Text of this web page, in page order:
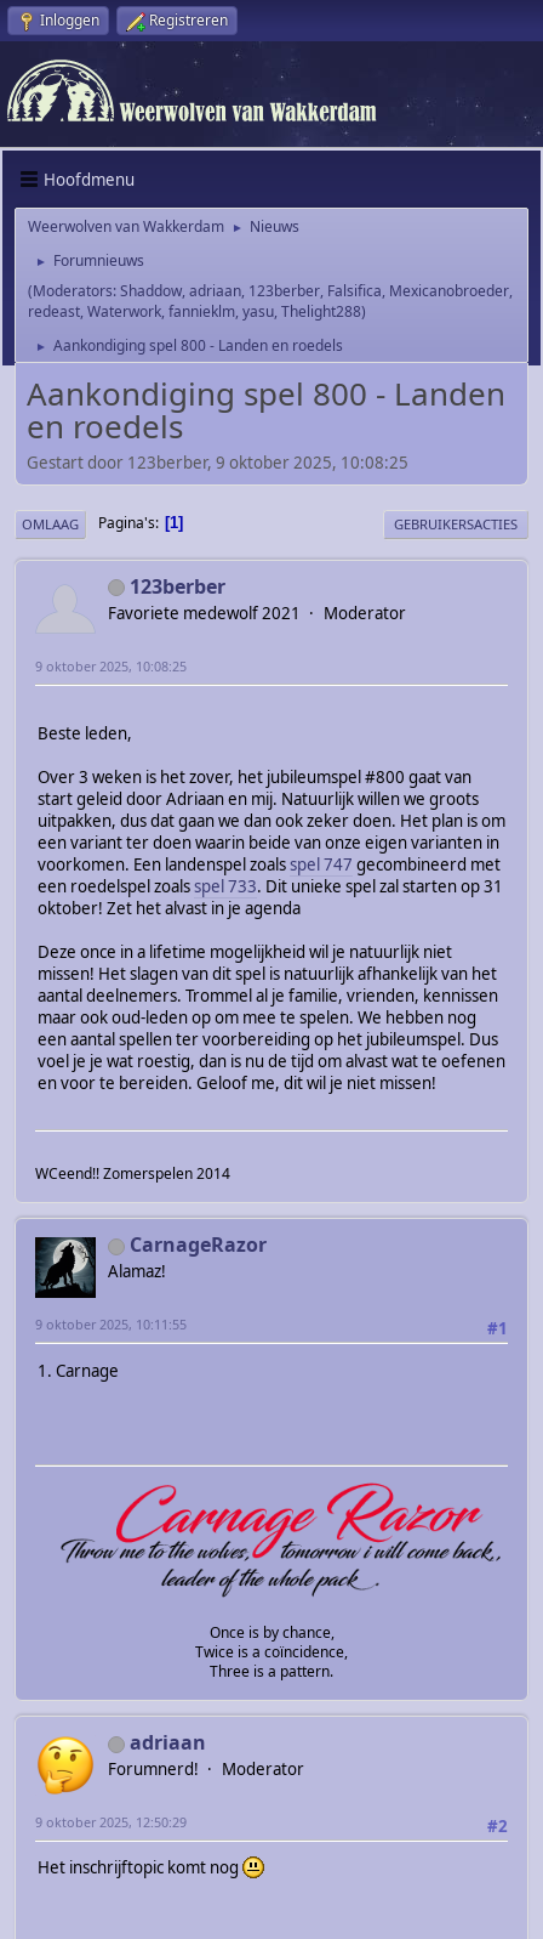
Inloggen Registreren
Hoofdmenu
Weerwolven van Wakkerdam ► Nieuws
►
Forumnieuws
(Moderators:Shaddow, adriaan, 123berber, Falsifica, Mexicanobroeder,
redeast, Waterwork, fannieklm, yasu, Thelight288)
► Aankondiging spel 800 - Landen en roedels
Aankondiging spel 800 - Landen
en roedels
Gestart door 123berber, 9 oktober 2025, 10:08:25
OMLAAG Pagina's 1 GEBRUIKERSACTIES
123berber
Favoriete medewolf 2021 Moderator
9 oktober 2025, 10:08:25
Beste leden,
Over 3 weken is het zover, het jubileumspel #800 gaat van
start geleid door Adriaan en mij. Natuurlijk willen we groots
uitpakken, dus dat gaan we dan ook zeker doen. Het plan is om
een variant ter doen waarin beide van onze eigen varianten in
voorkomen. Een landenspel zoalsspel 747 gecombineerd met
een roedelspel zoalsspel 733. Dit unieke spel zal starten op 31
oktober! Zet het alvast in je agenda
Deze once in a lifetime mogelijkheid wil je natuurlijk niet
missen! Het slagen van dit spel is natuurlijk afhankelijk van het
aantal deelnemers. Trommel al je familie, vrienden, kennissen
maar ook oud-leden op om mee te spelen. We hebben nog
een aantal spellen ter voorbereiding op het jubileumspel. Dus
voel je je wat roestig, dan is nu de tijd om alvast wat te oefenen
en voor te bereiden. Geloof me, dit wil je niet missen!
WCeend!! Zomerspelen 2014
CarnageRazor
Alamaz!
#1
9 oktober 2025, 10:11:55
1. Carnage
Once is by chance,
Twice is a coïncidence,
Three is a pattern.
adriaan
Forumnerd! Moderator
#2
9 oktober 2025, 12:50:29
Het inschrijftopic komt nog